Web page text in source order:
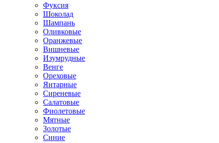
Фуксия
Шоколад
Шампань
Оливковые
Оранжевые
Вишневые
Изумрудные
Венге
Ореховые
Янтарные
Сиреневые
Салатовые
Фиолетовые
Мятные
Золотые
Синие